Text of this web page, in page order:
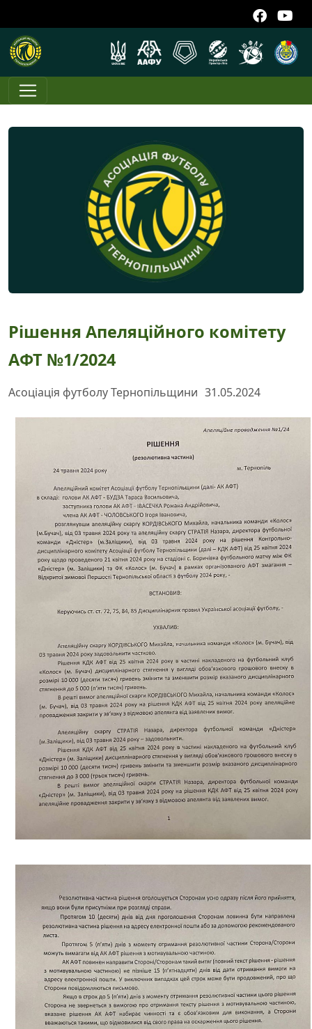
Рішення Апеляційного комітету
АФТ №1/2024
Асоціація футболу Тернопільщини 31.05.2024